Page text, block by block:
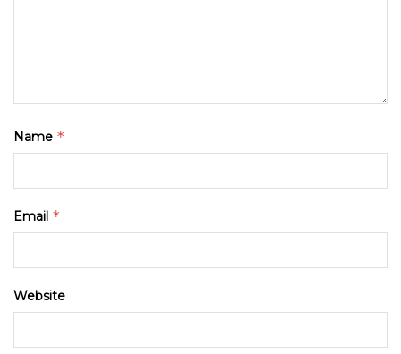
Name *
Email *
Website